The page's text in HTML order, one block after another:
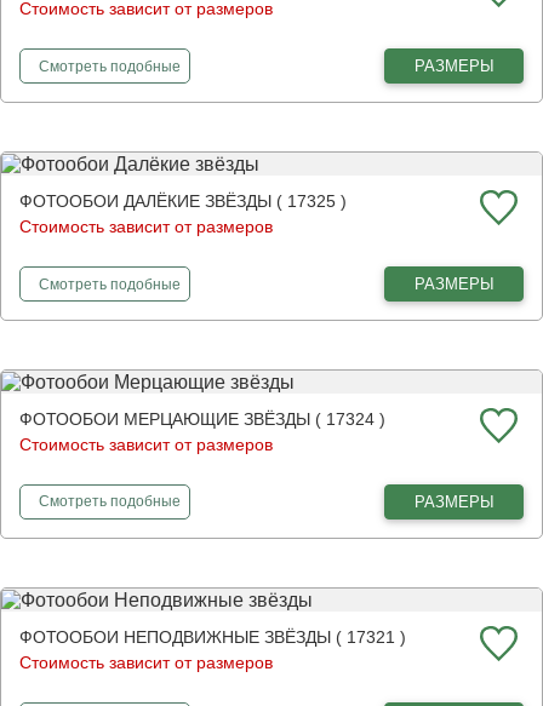
Стоимость зависит от размеров
Смотретьфотообои
подобные РАЗМЕРЫ
ФОТООБОИ ДАЛЁКИЕ ЗВЁЗДЫ ( 17325 )
Стоимость зависит от размеров
Смотретьфотообои
подобные РАЗМЕРЫ
ФОТООБОИ МЕРЦАЮЩИЕ ЗВЁЗДЫ ( 17324 )
Стоимость зависит от размеров
Смотретьфотообои
подобные РАЗМЕРЫ
ФОТООБОИ НЕПОДВИЖНЫЕ ЗВЁЗДЫ ( 17321 )
Стоимость зависит от размеров